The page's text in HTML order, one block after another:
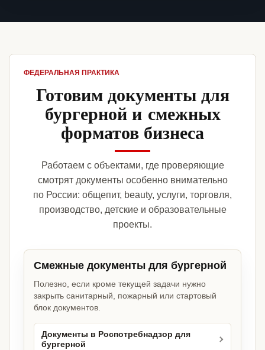
ФЕДЕРАЛЬНАЯ ПРАКТИКА
Готовим документы для
бургерной и смежных
форматов бизнеса
Работаем с объектами, где проверяющие
смотрят документы особенно внимательно
по России: общепит, beauty, услуги, торговля,
производство, детские и образовательные
проекты.
Смежные документы для бургерной
Полезно, если кроме текущей задачи нужно
закрыть санитарный, пожарный или стартовый
блок документов.
Документы в Роспотребнадзор для
бургерной